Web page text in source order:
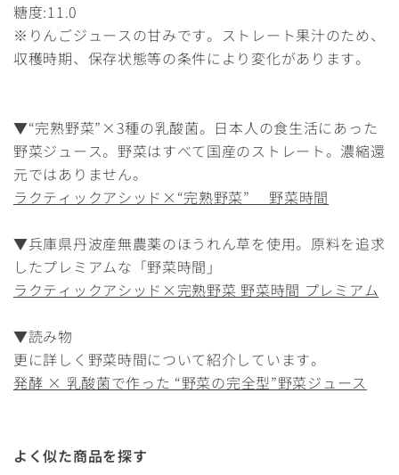
糖度:11.0
※りんごジュースの甘みです。ストレート果汁のため、
収穫時期、保存状態等の条件により変化があります。
▼“完熟野菜”×3種の乳酸菌。日本人の食生活にあった
野菜ジュース。野菜はすべて国産のストレート。濃縮還
元ではありません。
ラクティックアシッド×“完熟野菜” 野菜時間
▼兵庫県丹波産無農薬のほうれん草を使用。原料を追求
したプレミアムな「野菜時間」
ラクティックアシッド×完熟野菜 野菜時間 プレミアム
▼読み物
更に詳しく野菜時間について紹介しています。
発酵 × 乳酸菌で作った “野菜の完全型”野菜ジュース
よく似た商品を探す